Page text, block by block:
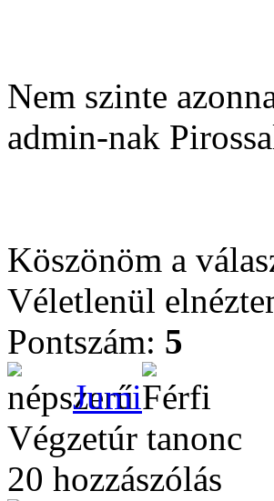
Nem szinte
admin-nak
Köszönöm a
Véletlenül
Pontszám: 5
Jumi
Végzetúr tanonc
20 hozzászólás